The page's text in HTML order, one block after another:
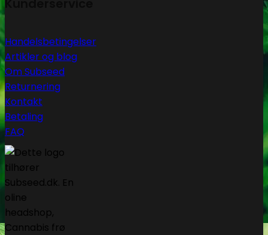
Handelsbetingelser
Artikler og blog
Om Subseed
Returnering
Kontakt
Betaling
FAQ